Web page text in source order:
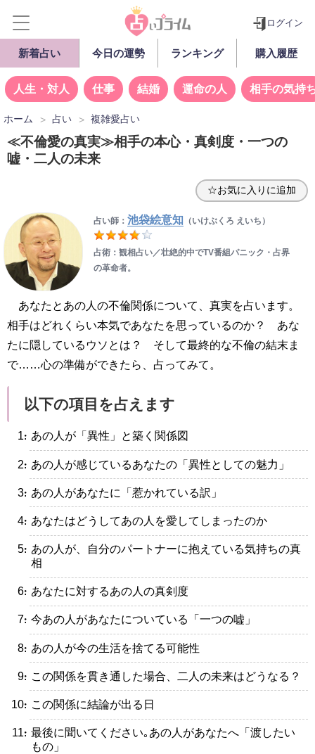
ログイン
新着占い 今日の運勢 ランキング 購入履歴
人生・対人 仕事 結婚 運命の人 相手の気持
ホーム 占い 複雑愛占い
≪不倫愛の真実≫相手の本心・真剣度・一つの
嘘・二人の未来
☆お気に入りに追加
占い師： 池袋絵意知 （いけぶくろ えいち）
占術：観相占い／壮絶的中でTV番組パニック・占界
の革命者。
あなたとあの人の不倫関係について、真実を占います。
相手はどれくらい本気であなたを思っているのか？ あな
たに隠しているウソとは？ そして最終的な不倫の結末ま
で……心の準備ができたら、占ってみて。
以下の項目を占えます
・あの人が「異性」と築く関係図
・あの人が感じているあなたの「異性としての魅力」
・あの人があなたに「惹かれている訳」
・あなたはどうしてあの人を愛してしまったのか
・あの人が、自分のパートナーに抱えている気持ちの真
相
・あなたに対するあの人の真剣度
・今あの人があなたについている「一つの嘘」
・あの人が今の生活を捨てる可能性
・この関係を貫き通した場合、二人の未来はどうなる？
・この関係に結論が出る日
・最後に聞いてください｡あの人があなたへ「渡したい
もの」